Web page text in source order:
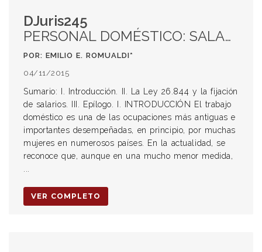
DJuris245
PERSONAL DOMÉSTICO: SALARIOS MÍNIMOS Y EL PARADIGMA DEL TRABAJO DECENTE
POR: EMILIO E. ROMUALDI*
04/11/2015
Sumario: I. Introducción. II. La Ley 26.844 y la fijación
de salarios. III. Epílogo. I. INTRODUCCIÓN El trabajo
doméstico es una de las ocupaciones más antiguas e
importantes desempeñadas, en principio, por muchas
mujeres en numerosos países. En la actualidad, se
reconoce que, aunque en una mucho menor medida,
VER COMPLETO